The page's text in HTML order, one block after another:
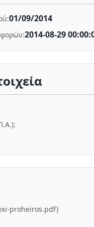
01/09/2014
2014-08-29
proheiros.pdf)